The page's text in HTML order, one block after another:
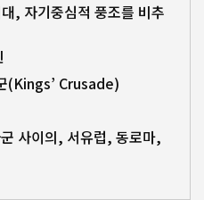
, 자기중심적 풍조를 비추
(Kings’ Crusade)
사이의, 서유럽, 동로마,